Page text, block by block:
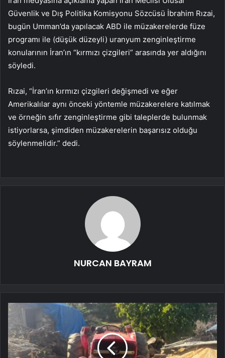
Güvenlik ve Dış Politika Komisyonu Sözcüsü İbrahim Rızai,
bugün Umman’da yapılacak ABD ile müzakerelerde füze
programı ile (düşük düzeyli) uranyum zenginleştirme
konularının İran’ın “kırmızı çizgileri” arasında yer aldığını
söyledi.
Rızai, “İran’ın kırmızı çizgileri değişmedi ve eğer
Amerikalılar aynı önceki yöntemle müzakerelere katılmak
ve örneğin sıfır zenginleştirme gibi taleplerde bulunmak
istiyorlarsa, şimdiden müzakerelerin başarısız olduğu
söylenmelidir.” dedi.
NURCAN BAYRAM